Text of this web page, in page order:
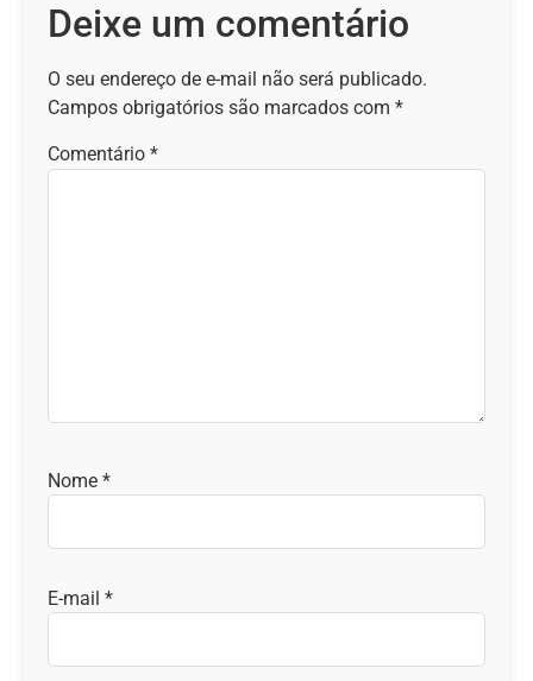
Deixe um comentário
O seu endereço de e-mail não será publicado.
Campos obrigatórios são marcados com *
Comentário *
Nome *
E-mail *